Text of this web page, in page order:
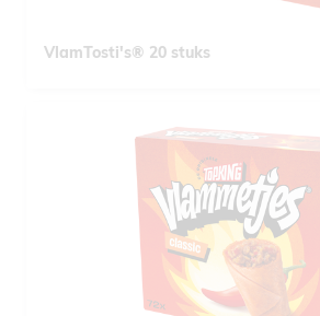
VlamTosti's® 20 stuks